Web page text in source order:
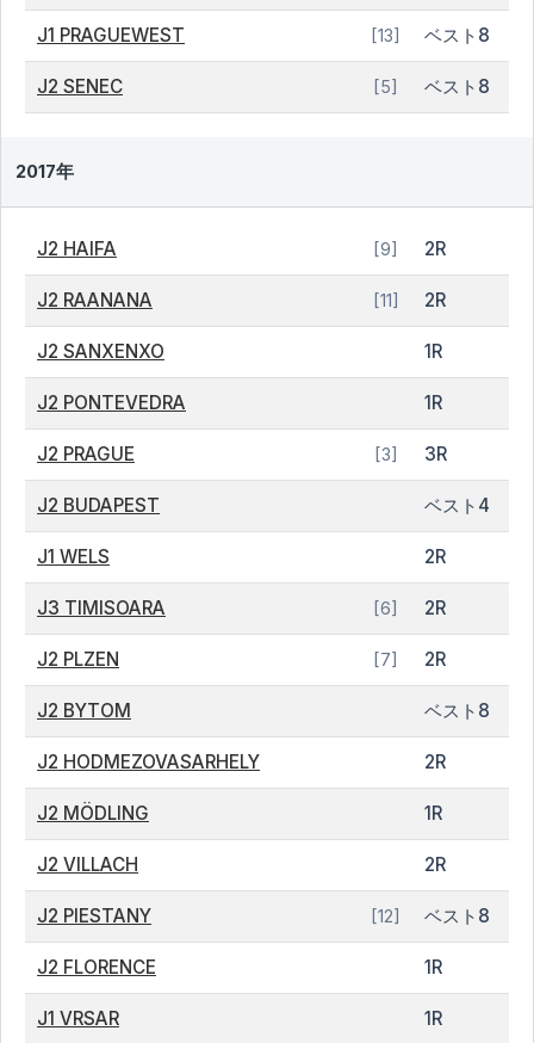
J1 PRAGUEWEST [13] ベスト8
J2 SENEC [5] ベスト8
2017年
J2 HAIFA [9] 2R
J2 RAANANA [11] 2R
J2 SANXENXO 1R
J2 PONTEVEDRA 1R
J2 PRAGUE [3] 3R
J2 BUDAPEST ベスト4
J1 WELS 2R
J3 TIMISOARA [6] 2R
J2 PLZEN [7] 2R
J2 BYTOM ベスト8
J2 HODMEZOVASARHELY 2R
J2 MÖDLING 1R
J2 VILLACH 2R
J2 PIESTANY [12] ベスト8
J2 FLORENCE 1R
J1 VRSAR 1R